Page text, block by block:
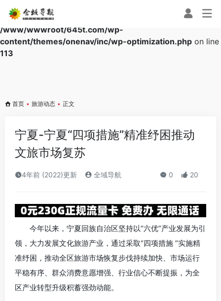
Warning: Array to string conversion in
/www/wwwroot/645t.com/wp-
content/themes/onenav/inc/wp-optimization.php on line
113
首页 • 旅游动态 • 正文
宁夏-宁夏“四项措施”精准纾困推动
文旅市场复苏
4年前 (2022)更新 全域导航 0 20
今年以来，宁夏回族自治区坚持以“六优”产业发展为引
领，大力发展文化旅游产业，通过采取“四项措施 ”实施精
准纾困，推动全区旅游市场恢复步伐持续加快、市场运行
平稳有序、群众消费意愿增强、行业信心不断提振，为全
区产业转型升级积蓄强劲动能。